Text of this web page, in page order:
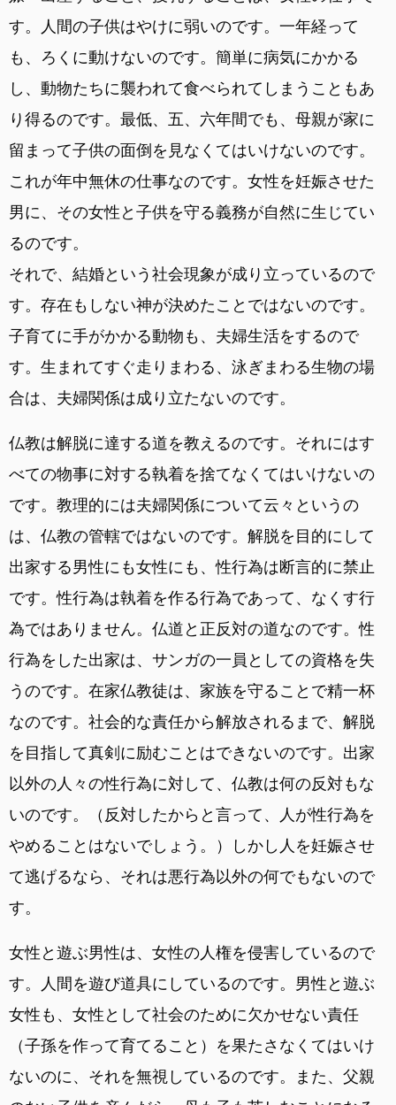
す。人間の子供はやけに弱いのです。一年経って
も、ろくに動けないのです。簡単に病気にかかる
し、動物たちに襲われて食べられてしまうこともあ
り得るのです。最低、五、六年間でも、母親が家に
留まって子供の面倒を見なくてはいけないのです。
これが年中無休の仕事なのです。女性を妊娠させた
男に、その女性と子供を守る義務が自然に生じてい
るのです。
それで、結婚という社会現象が成り立っているので
す。存在もしない神が決めたことではないのです。
子育てに手がかかる動物も、夫婦生活をするので
す。生まれてすぐ走りまわる、泳ぎまわる生物の場
合は、夫婦関係は成り立たないのです。
仏教は解脱に達する道を教えるのです。それにはす
べての物事に対する執着を捨てなくてはいけないの
です。教理的には夫婦関係について云々というの
は、仏教の管轄ではないのです。解脱を目的にして
出家する男性にも女性にも、性行為は断言的に禁止
です。性行為は執着を作る行為であって、なくす行
為ではありません。仏道と正反対の道なのです。性
行為をした出家は、サンガの一員としての資格を失
うのです。在家仏教徒は、家族を守ることで精一杯
なのです。社会的な責任から解放されるまで、解脱
を目指して真剣に励むことはできないのです。出家
以外の人々の性行為に対して、仏教は何の反対もな
いのです。（反対したからと言って、人が性行為を
やめることはないでしょう。）しかし人を妊娠させ
て逃げるなら、それは悪行為以外の何でもないので
す。
女性と遊ぶ男性は、女性の人権を侵害しているので
す。人間を遊び道具にしているのです。男性と遊ぶ
女性も、女性として社会のために欠かせない責任
（子孫を作って育てること）を果たさなくてはいけ
ないのに、それを無視しているのです。また、父親